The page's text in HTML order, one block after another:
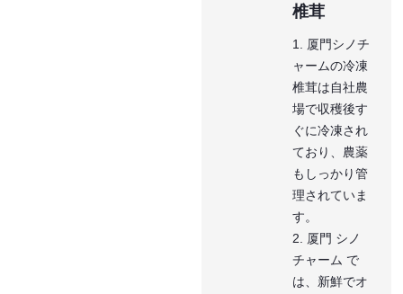
椎茸
1. 厦門シノチ
ャームの冷凍
椎茸は自社農
場で収穫後す
ぐに冷凍され
ており、農薬
もしっかり管
理されていま
す。
2. 厦門 シノ
チャーム で
は、新鮮でオ